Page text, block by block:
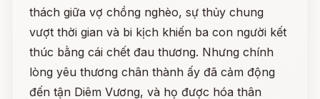
thách giữa vợ chồng nghèo, sự thủy chung
vượt thời gian và bi kịch khiến ba con người kết
thúc bằng cái chết đau thương. Nhưng chính
lòng yêu thương chân thành ấy đã cảm động
đến tận Diêm Vương, và họ được hóa thân